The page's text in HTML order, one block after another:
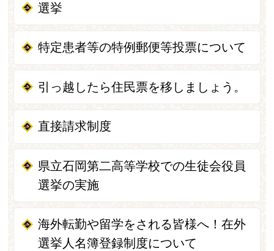
選挙
特定患者等の特例郵便等投票について
引っ越したら住民票を移しましょう。
直接請求制度
県立石岡第二高等学校での生徒会役員
選挙の実施
海外転勤や留学をされる皆様へ！在外
選挙人名簿登録制度について